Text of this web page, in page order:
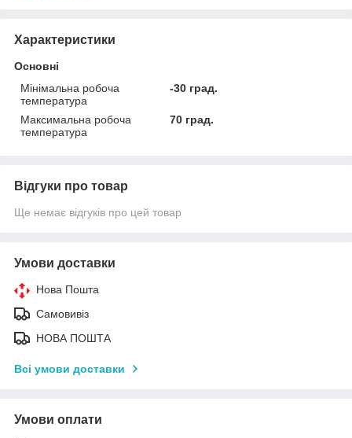
Характеристики
Основні
Мінімальна робоча
температура
-30 град.
Максимальна робоча
температура
70 град.
Відгуки про товар
Ще немає відгуків про цей товар
Умови доставки
Нова Пошта
Самовивіз
НОВА ПОШТА
Всі умови доставки
Умови оплати